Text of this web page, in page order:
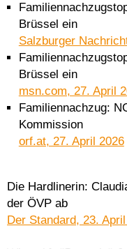
Brüssel ein
Salzburger
Brüssel ein
msn.com, 27. April
Familiennachzug:
Kommission
orf.at, 27. April 2026
Die Hardlinerin:
der ÖVP ab
Der Standard, 23.